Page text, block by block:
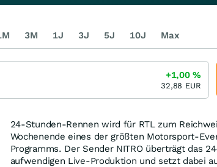
24-Stunden-Rennen wird für RTL zum
Wochenende eines der größten Motorsport-
Programms. Der Sender NITRO überträgt das
aufwendigen Live-Produktion und setzt dabei
3M 1J 3J 5J 10J Max
+1,00%
32,88 EUR